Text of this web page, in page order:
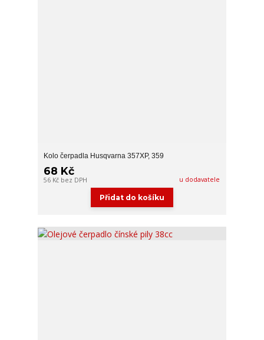
Kolo čerpadla Husqvarna 357XP, 359
68 Kč
56 Kč bez DPH u dodavatele
Přidat do košíku